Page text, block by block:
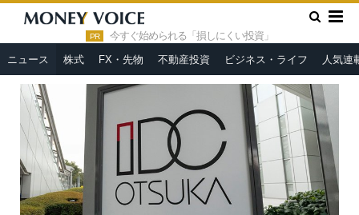
PR 今すぐ始められる「損しにくい投資」
ニュース 株式 FX・先物 不動産投資 ビジネス・ライフ 人気連
HOME » ニュース »
大塚家具、崖っぷちで家電販売拡大へ。連
続赤字見通し・久美子氏続投で上場廃止の瀬戸際に